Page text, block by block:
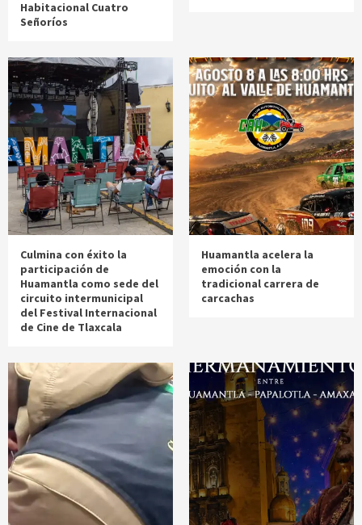
Habitacional Cuatro
Señoríos
Culmina con éxito la
participación de
Huamantla como sede del
circuito intermunicipal
del Festival Internacional
de Cine de Tlaxcala
Huamantla acelera la
emoción con la
tradicional carrera de
carcachas